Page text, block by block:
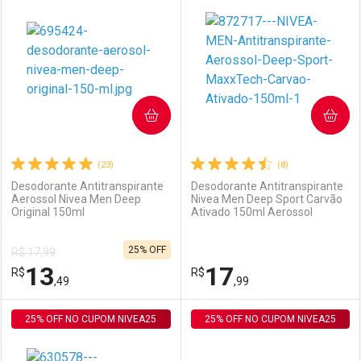
Laboratório
Ativar Desconto
Comprar sem Desconto
Por R$ 13,35/cada
Por Menos
Comprar sem Desconto
Por R$ 13,35/cada
Laboratório
Comprar sem Desconto
Por R$ 13,49/cada
Por Menos
Por R$ 13,49/cada
(23)
Desodorante Antitranspirante
Aerossol Nivea Men Deep
Original 150ml
R$ 17,99
R$13,49
25% OFF
COMPRAR
FECHAR
FECHAR
(8)
Desodorante Antitranspirante
Nivea Men Deep Sport Carvão
Ativado 150ml Aerossol
R$17,99
COMPRAR
25% OFF NO CUPOM NIVEA25 25% OFF NO CUPOM NIVEA25